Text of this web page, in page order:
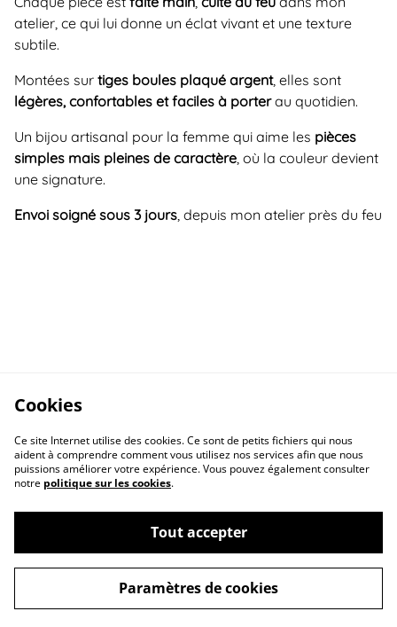
atelier, ce qui lui donne un éclat vivant et une texture
subtile.
Montées sur tiges boules plaqué argent, elles sont
légères, confortables et faciles à porterau quotidien.
Un bijou artisanal pour la femme qui aime les pièces
simples mais pleines de caractère, où la couleur devient
une signature.
Envoi soigné sous 3 jours, depuis mon atelier près du feu
Conditions Nous trouver
Cookies
Ce site Internet utilise des cookies. Ce sont de petits fichiers qui nous
aident à comprendre comment vous utilisez nos services afin que nous
puissions améliorer votre expérience. Vous pouvez également consulter
notre politique sur les cookies.
Tout accepter
Paramètres de cookies